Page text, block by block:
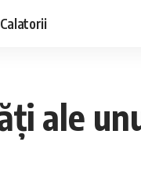
Calatorii
ale